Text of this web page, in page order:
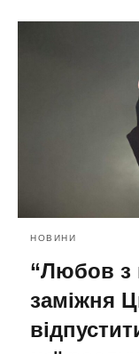
НОВИНИ
“Любов з
заміжня